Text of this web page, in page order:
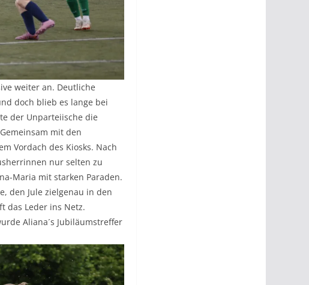
weiter an. Deutliche
doch blieb es lange bei
der Unparteiische die
mit den
Vordach des Kiosks. Nach
nur selten zu
Maria mit starken Paraden.
den Jule zielgenau in den
das Leder ins Netz.
Aliana´s Jubiläumstreffer